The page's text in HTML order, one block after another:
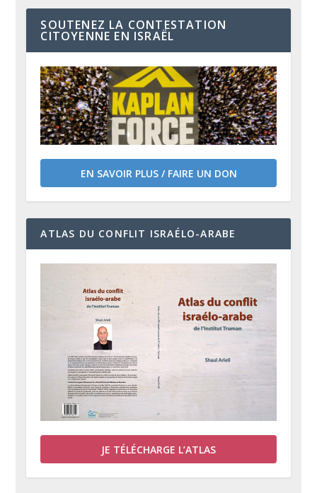
SOUTENEZ LA CONTESTATION
CITOYENNE EN ISRAËL
EN SAVOIR PLUS / FAIRE UN DON
ATLAS DU CONFLIT ISRAÉLO-ARABE
JE TÉLÉCHARGE L’ATLAS